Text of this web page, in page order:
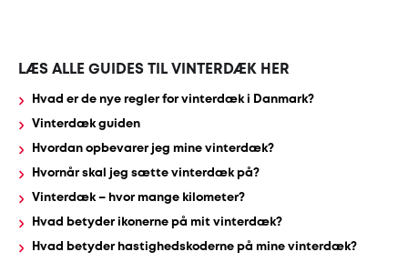
Finansiering
Se
alle
services
her
LÆS ALLE GUIDES TIL VINTERDÆK HER
Hvad er de nye regler for vinterdæk i Danmark?
Vinterdæk guiden
Hvordan opbevarer jeg mine vinterdæk?
Hvornår skal jeg sætte vinterdæk på?
Vinterdæk – hvor mange kilometer?
Hvad betyder ikonerne på mit vinterdæk?
Hvad betyder hastighedskoderne på mine vinterdæk?